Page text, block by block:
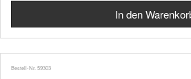
Bestell-Nr. 59303